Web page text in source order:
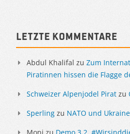
Letzte Kommentare
Abdul Khalifal zu Zum
Piratinnen hissen die Flagge
Schweizer Alpenjodel Pirat zu
Sperling zu NATO und Ukraine